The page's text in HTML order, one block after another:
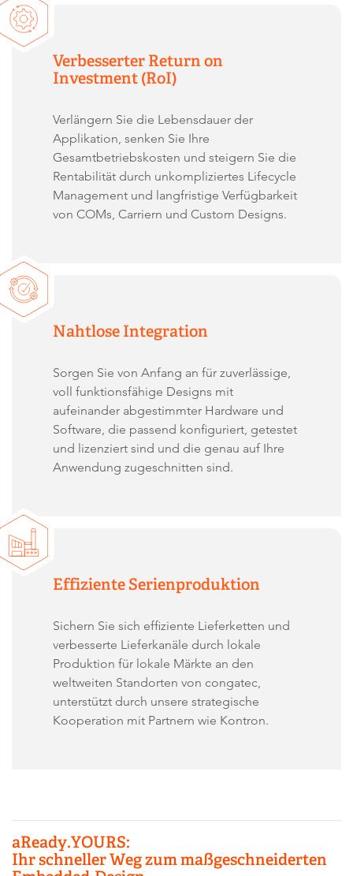
Verbesserter Return on
Investment (RoI)
Verlängern Sie die Lebensdauer der
Applikation, senken Sie Ihre
Gesamtbetriebskosten und steigern Sie die
Rentabilität durch unkompliziertes Lifecycle
Management und langfristige Verfügbarkeit
von COMs, Carriern und Custom Designs.
Nahtlose Integration
Sorgen Sie von Anfang an für zuverlässige,
voll funktionsfähige Designs mit
aufeinander abgestimmter Hardware und
Software, die passend konfiguriert, getestet
und lizenziert sind und die genau auf Ihre
Anwendung zugeschnitten sind.
Effiziente Serienproduktion
Sichern Sie sich effiziente Lieferketten und
verbesserte Lieferkanäle durch lokale
Produktion für lokale Märkte an den
weltweiten Standorten von congatec,
unterstützt durch unsere strategische
Kooperation mit Partnern wie Kontron.
aReady.YOURS:
Ihr schneller Weg zum maßgeschneiderten